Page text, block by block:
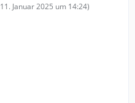
11. Januar 2025 um 14:24)